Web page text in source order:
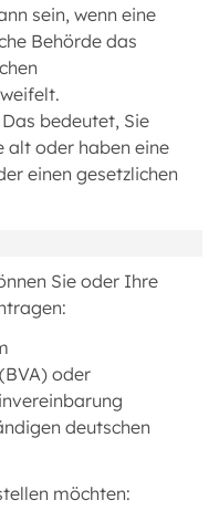
sein, wenn eine
Behörde das
bedeutet, Sie
alt oder haben eine
einen gesetzlichen
Sie oder Ihre
oder
deutschen
möchten: